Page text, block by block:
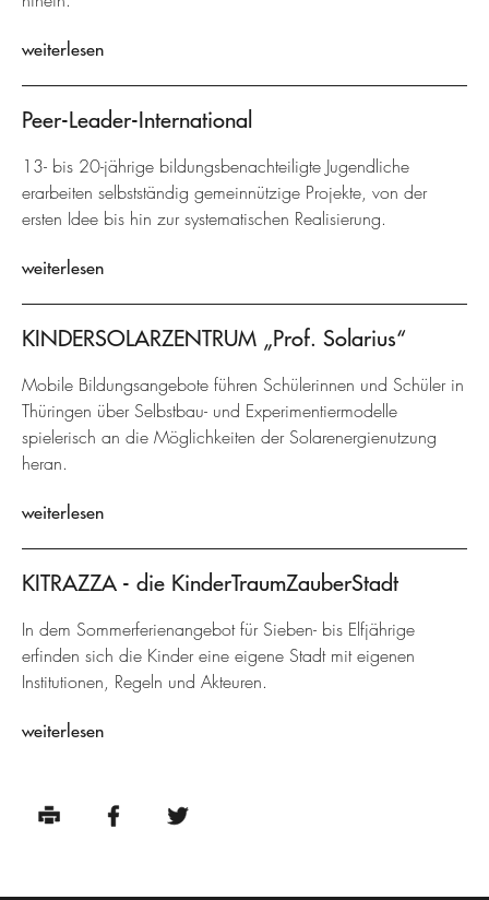
weiterlesen
Peer-Leader-International
13- bis 20-jährige bildungsbenachteiligte Jugendliche
erarbeiten selbstständig gemeinnützige Projekte, von der
ersten Idee bis hin zur systematischen Realisierung.
weiterlesen
KINDERSOLARZENTRUM „Prof. Solarius“
Mobile Bildungsangebote führen Schülerinnen und Schüler in
Thüringen über Selbstbau- und Experimentiermodelle
spielerisch an die Möglichkeiten der Solarenergienutzung
heran.
weiterlesen
KITRAZZA - die KinderTraumZauberStadt
In dem Sommerferienangebot für Sieben- bis Elfjährige
erfinden sich die Kinder eine eigene Stadt mit eigenen
Institutionen, Regeln und Akteuren.
weiterlesen